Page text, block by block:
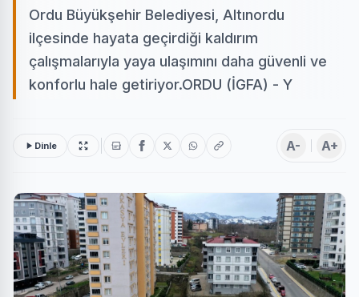
Ordu Büyükşehir Belediyesi, Altınordu
ilçesinde hayata geçirdiği kaldırım
çalışmalarıyla yaya ulaşımını daha güvenli ve
konforlu hale getiriyor.ORDU (İGFA) - Y
Dinle A- A+